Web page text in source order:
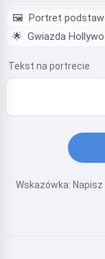
🖼️ Portret
🌟 Gwiazda
Tekst na portrecie
Wskazówka: